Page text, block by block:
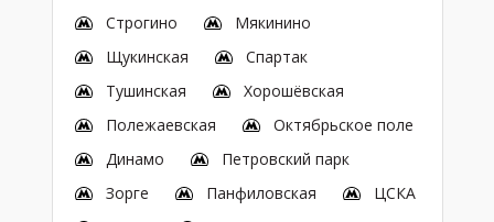
Строгино
Мякинино
Щукинская
Спартак
Тушинская
Хорошёвская
Полежаевская
Октябрьское поле
Динамо
Петровский парк
Зорге
Панфиловская
ЦСКА